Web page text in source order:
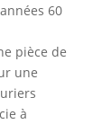
60
pièce de
une
à